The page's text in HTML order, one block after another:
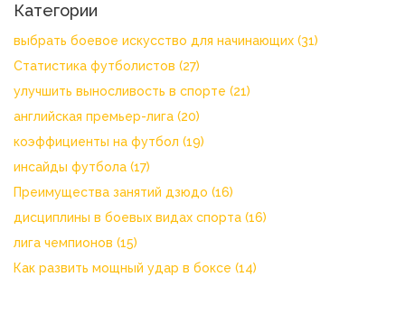
Категории
выбрать боевое искусство для начинающих (31)
Статистика футболистов (27)
улучшить выносливость в спорте (21)
английская премьер-лига (20)
коэффициенты на футбол (19)
инсайды футбола (17)
Преимущества занятий дзюдо (16)
дисциплины в боевых видах спорта (16)
лига чемпионов (15)
Как развить мощный удар в боксе (14)